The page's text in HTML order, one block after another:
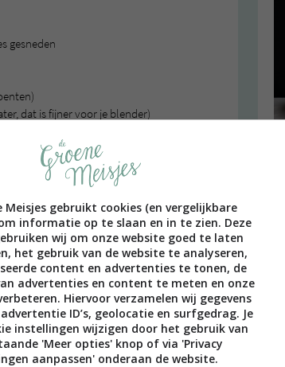
gesneden
dat is fijner voor je blender)
Meisjes gebruikt cookies (en vergelijkbare
informatie op te slaan en in te zien. Deze
wij om onze website goed te laten
het gebruik van de website te analyseren,
content en advertenties te tonen, de
advertenties en content te meten en onze
Hiervoor verzamelen wij gegevens
ID’s, geolocatie en surfgedrag. Je
instellingen wijzigen door het gebruik van
'Meer opties' knop of via 'Privacy
aanpassen' onderaan de website.